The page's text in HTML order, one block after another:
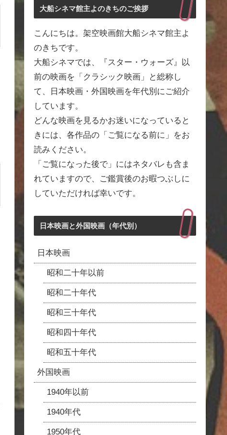
大船シネマ館主よのきちのご挨拶
こんにちは。架空映画館大船シネマ館主よ
のきちです。
大船シネマでは、『スター・ウォーズ』以
前の映画を「クラシック映画」と総称し
て、日本映画・外国映画を年代別にご紹介
しています。
どんな映画を見るかお迷いになっていると
きには、各作品の「ご覧になる前に」をお
読みください。
「ご覧になった後で」にはネタバレも含ま
れていますので、ご鑑賞後のお暇つぶしに
していただければ幸いです。
日本映画と外国映画（年代別）
日本映画
昭和二十年以前
昭和二十年代
昭和三十年代
昭和四十年代
昭和五十年代
外国映画
1940年以前
1940年代
1950年代